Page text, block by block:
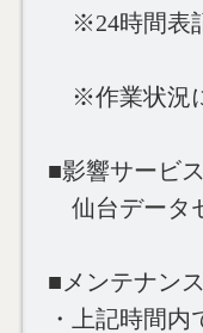
※24時間表
※作業状況
■影響サービス
仙台データ
■メンテナン
・上記時間